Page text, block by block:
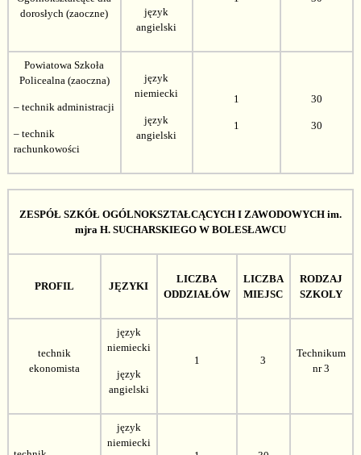
dorosłych (zaoczne)
język
angielski
Powiatowa Szkoła
Policealna (zaoczna)
– technik administracji
– technik
rachunkowości
język
niemiecki
język
angielski
1
1
30
30
ZESPÓŁ SZKÓŁ OGÓLNOKSZTAŁCĄCYCH I ZAWODOWYCH im.
mjra H. SUCHARSKIEGO W BOLESŁAWCU
PROFIL JĘZYKI
LICZBA
ODDZIAŁÓW
LICZBA
MIEJSC
RODZAJ
SZKOLY
technik
ekonomista
język
niemiecki
język
angielski
1 3
Technikum
nr 3
język
niemiecki